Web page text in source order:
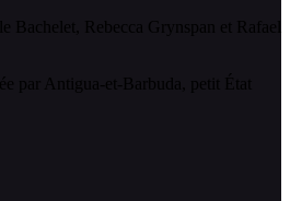
Bachelet, Rebecca Grynspan et Rafael
par Antigua-et-Barbuda, petit État